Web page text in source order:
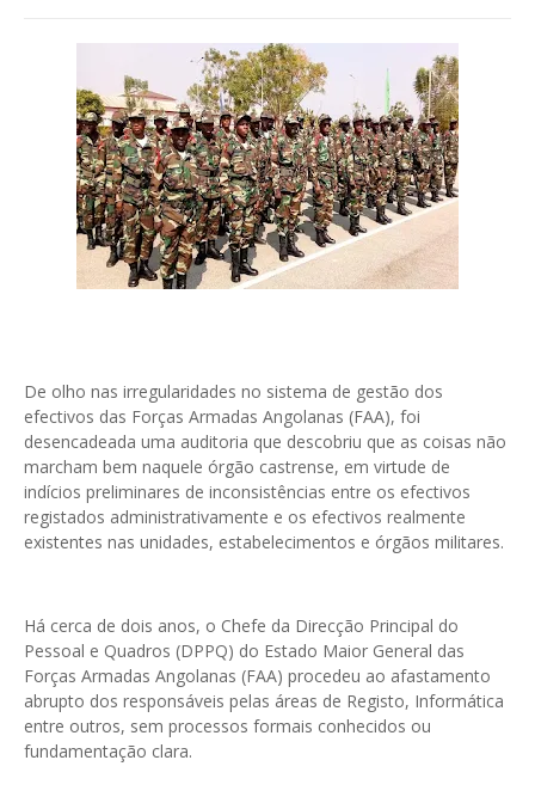
De olho nas irregularidades no sistema de gestão dos
efectivos das Forças Armadas Angolanas (FAA), foi
desencadeada uma auditoria que descobriu que as coisas não
marcham bem naquele órgão castrense, em virtude de
indícios preliminares de inconsistências entre os efectivos
registados administrativamente e os efectivos realmente
existentes nas unidades, estabelecimentos e órgãos militares.
Há cerca de dois anos, o Chefe da Direcção Principal do
Pessoal e Quadros (DPPQ) do Estado Maior General das
Forças Armadas Angolanas (FAA) procedeu ao afastamento
abrupto dos responsáveis pelas áreas de Registo, Informática
entre outros, sem processos formais conhecidos ou
fundamentação clara.